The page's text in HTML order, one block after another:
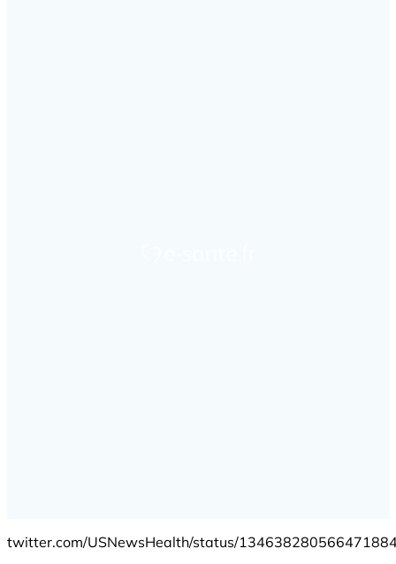
twitter.com/USNewsHealth/status/